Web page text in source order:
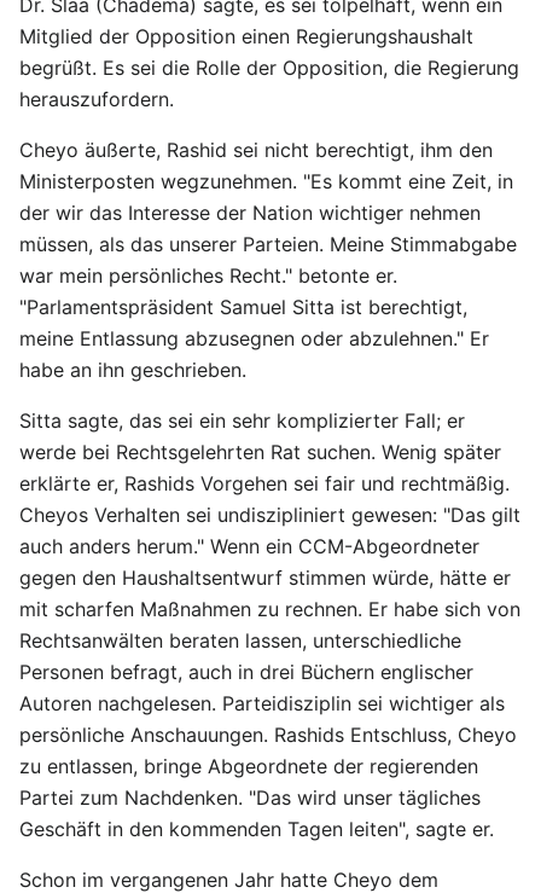
Dr. Slaa (Chadema) sagte, es sei tölpelhaft, wenn ein
Mitglied der Opposition einen Regierungshaushalt
begrüßt. Es sei die Rolle der Opposition, die Regierung
herauszufordern.
Cheyo äußerte, Rashid sei nicht berechtigt, ihm den
Ministerposten wegzunehmen. "Es kommt eine Zeit, in
der wir das Interesse der Nation wichtiger nehmen
müssen, als das unserer Parteien. Meine Stimmabgabe
war mein persönliches Recht." betonte er.
"Parlamentspräsident Samuel Sitta ist berechtigt,
meine Entlassung abzusegnen oder abzulehnen." Er
habe an ihn geschrieben.
Sitta sagte, das sei ein sehr komplizierter Fall; er
werde bei Rechtsgelehrten Rat suchen. Wenig später
erklärte er, Rashids Vorgehen sei fair und rechtmäßig.
Cheyos Verhalten sei undiszipliniert gewesen: "Das gilt
auch anders herum." Wenn ein CCM-Abgeordneter
gegen den Haushaltsentwurf stimmen würde, hätte er
mit scharfen Maßnahmen zu rechnen. Er habe sich von
Rechtsanwälten beraten lassen, unterschiedliche
Personen befragt, auch in drei Büchern englischer
Autoren nachgelesen. Parteidisziplin sei wichtiger als
persönliche Anschauungen. Rashids Entschluss, Cheyo
zu entlassen, bringe Abgeordnete der regierenden
Partei zum Nachdenken. "Das wird unser tägliches
Geschäft in den kommenden Tagen leiten", sagte er.
Schon im vergangenen Jahr hatte Cheyo dem